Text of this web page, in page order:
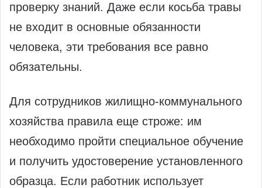
проверку знаний. Даже если косьба травы
не входит в основные обязанности
человека, эти требования все равно
обязательны.
Для сотрудников жилищно-коммунального
хозяйства правила еще строже: им
необходимо пройти специальное обучение
и получить удостоверение установленного
образца. Если работник использует